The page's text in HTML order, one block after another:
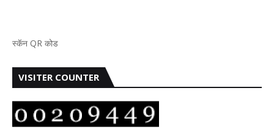
स्कॅन QR कोड
VISITER COUNTER